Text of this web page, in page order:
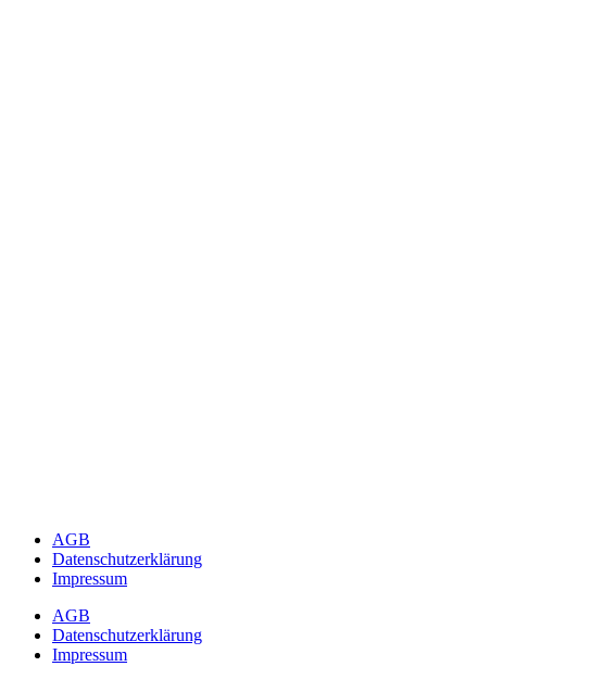
AGB
Datenschutzerklärung
Impressum
AGB
Datenschutzerklärung
Impressum